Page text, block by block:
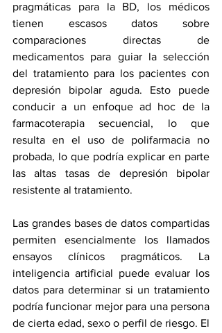
pragmáticas para la BD, los médicos
tienen escasos datos sobre
comparaciones directas de
medicamentos para guiar la selección
del tratamiento para los pacientes con
depresión bipolar aguda. Esto puede
conducir a un enfoque ad hoc de la
farmacoterapia secuencial, lo que
resulta en el uso de polifarmacia no
probada, lo que podría explicar en parte
las altas tasas de depresión bipolar
resistente al tratamiento.
Las grandes bases de datos compartidas
permiten esencialmente los llamados
ensayos clínicos pragmáticos. La
inteligencia artificial puede evaluar los
datos para determinar si un tratamiento
podría funcionar mejor para una persona
de cierta edad, sexo o perfil de riesgo. El